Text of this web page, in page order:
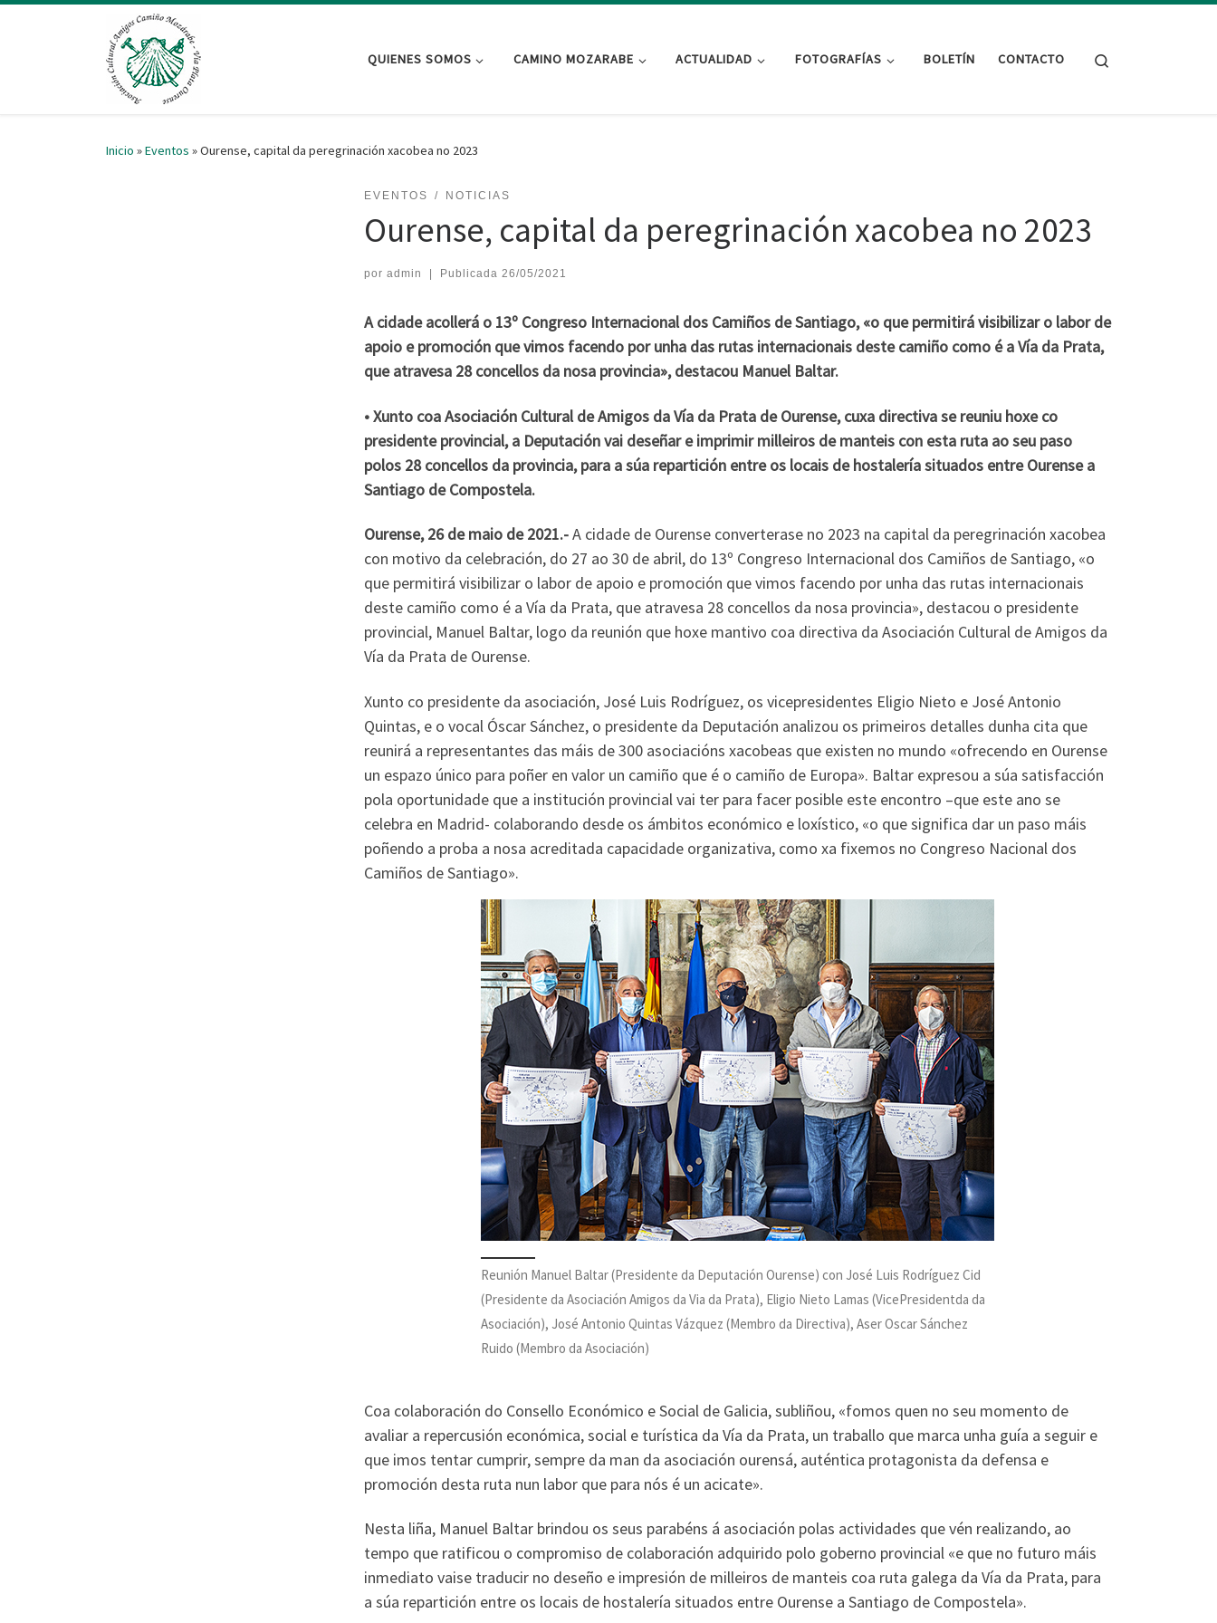
Saltar al contenido
QUIENES SOMOS CAMINO MOZARABE ACTUALIDAD FOTOGRAFÍAS BOLETÍN CONTACTO
Inicio »Eventos »Ourense, capital da peregrinación xacobea no 2023
EVENTOS NOTICIAS
Ourense, capital da peregrinación xacobea no 2023
por admin Publicada 26/05/2021
A cidade acollerá o 13º Congreso Internacional dos Camiños de Santiago, «o que permitirá visibilizar o labor de
apoio e promoción que vimos facendo por unha das rutas internacionais deste camiño como é a Vía da Prata,
que atravesa 28 concellos da nosa provincia», destacou Manuel Baltar.
• Xunto coa Asociación Cultural de Amigos da Vía da Prata de Ourense, cuxa directiva se reuniu hoxe co
presidente provincial, a Deputación vai deseñar e imprimir milleiros de manteis con esta ruta ao seu paso
polos 28 concellos da provincia, para a súa repartición entre os locais de hostalería situados entre Ourense a
Santiago de Compostela.
Ourense, 26 de maio de 2021.-A cidade de Ourense converterase no 2023 na capital da peregrinación xacobea
con motivo da celebración, do 27 ao 30 de abril, do 13º Congreso Internacional dos Camiños de Santiago, «o
que permitirá visibilizar o labor de apoio e promoción que vimos facendo por unha das rutas internacionais
deste camiño como é a Vía da Prata, que atravesa 28 concellos da nosa provincia», destacou o presidente
provincial, Manuel Baltar, logo da reunión que hoxe mantivo coa directiva da Asociación Cultural de Amigos da
Vía da Prata de Ourense.
Xunto co presidente da asociación, José Luis Rodríguez, os vicepresidentes Eligio Nieto e José Antonio
Quintas, e o vocal Óscar Sánchez, o presidente da Deputación analizou os primeiros detalles dunha cita que
reunirá a representantes das máis de 300 asociacións xacobeas que existen no mundo «ofrecendo en Ourense
un espazo único para poñer en valor un camiño que é o camiño de Europa». Baltar expresou a súa satisfacción
pola oportunidade que a institución provincial vai ter para facer posible este encontro –que este ano se
celebra en Madrid- colaborando desde os ámbitos económico e loxístico, «o que significa dar un paso máis
poñendo a proba a nosa acreditada capacidade organizativa, como xa fixemos no Congreso Nacional dos
Camiños de Santiago».
Reunión Manuel Baltar (Presidente da Deputación Ourense) con José Luis Rodríguez Cid
(Presidente da Asociación Amigos da Via da Prata), Eligio Nieto Lamas (VicePresidentda da
Asociación), José Antonio Quintas Vázquez (Membro da Directiva), Aser Oscar Sánchez
Ruido (Membro da Asociación)
Coa colaboración do Consello Económico e Social de Galicia, subliñou, «fomos quen no seu momento de
avaliar a repercusión económica, social e turística da Vía da Prata, un traballo que marca unha guía a seguir e
que imos tentar cumprir, sempre da man da asociación ourensá, auténtica protagonista da defensa e
promoción desta ruta nun labor que para nós é un acicate».
Nesta liña, Manuel Baltar brindou os seus parabéns á asociación polas actividades que vén realizando, ao
tempo que ratificou o compromiso de colaboración adquirido polo goberno provincial «e que no futuro máis
inmediato vaise traducir no deseño e impresión de milleiros de manteis coa ruta galega da Vía da Prata, para
a súa repartición entre os locais de hostalería situados entre Ourense a Santiago de Compostela».